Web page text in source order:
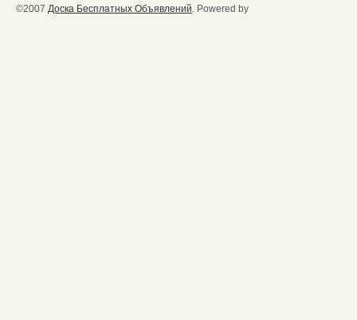
©2007 Доска Бесплатных Объявлений. Powered by